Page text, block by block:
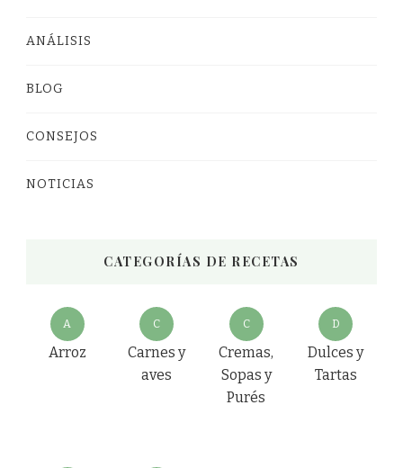
ANÁLISIS
BLOG
CONSEJOS
NOTICIAS
CATEGORÍAS DE RECETAS
A
Arroz
C
Carnes y
aves
C
Cremas,
Sopas y
Purés
D
Dulces y
Tartas